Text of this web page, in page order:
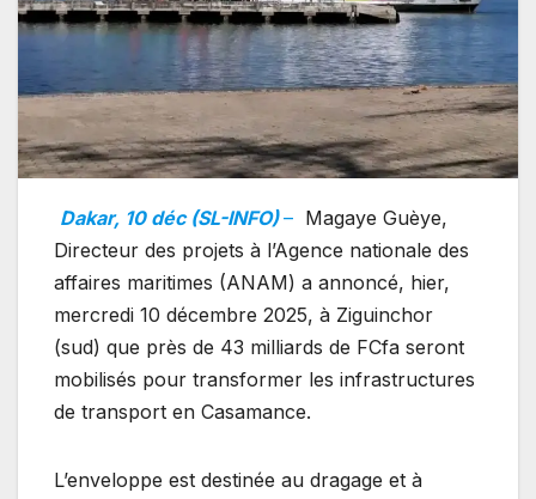
Dakar, 10 déc (SL-INFO)– Magaye Guèye,
Directeur des projets à l’Agence nationale des
affaires maritimes (ANAM) a annoncé, hier,
mercredi 10 décembre 2025, à Ziguinchor
(sud) que près de 43 milliards de FCfa seront
mobilisés pour transformer les infrastructures
de transport en Casamance.
L’enveloppe est destinée au dragage et à